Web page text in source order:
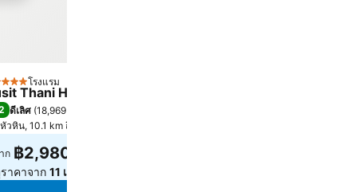
ว โรงแรม
Thani Hua Hin
ดีเลิศ (18,969 การให้คะแนน
หัวหิน, 10.1 km ถึง ตัวเมือง
ก ฿2,980
าคาจาก 11 เว็บไซต์